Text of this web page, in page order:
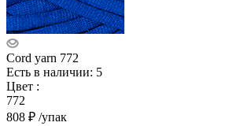
Cord yarn 772
Есть в наличии: 5
Цвет :
772
808 ₽ /упак